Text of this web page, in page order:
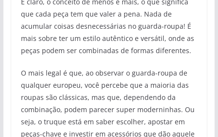
que cada peça tem que valer a pena. Nada de
acumular coisas desnecessárias no guarda-roupa! É
mais sobre ter um estilo autêntico e versátil, onde as
peças podem ser combinadas de formas diferentes.
O mais legal é que, ao observar o guarda-roupa de
qualquer europeu, você percebe que a maioria das
roupas são clássicas, mas que, dependendo da
combinação, podem parecer super moderninhas. Ou
seja, o truque está em saber escolher, apostar em
peças-chave e investir em acessórios que dão aquele